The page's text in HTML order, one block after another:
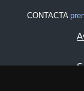
CONTACTA